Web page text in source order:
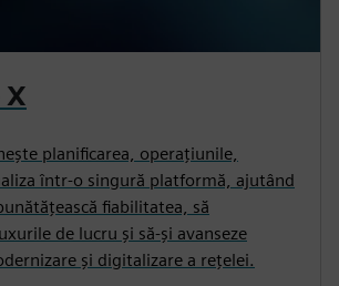
X
planificarea, operațiunile,
într-o singură platformă, ajutând
fiabilitatea, să
de lucru și să-și avanseze
și digitalizare a rețelei.